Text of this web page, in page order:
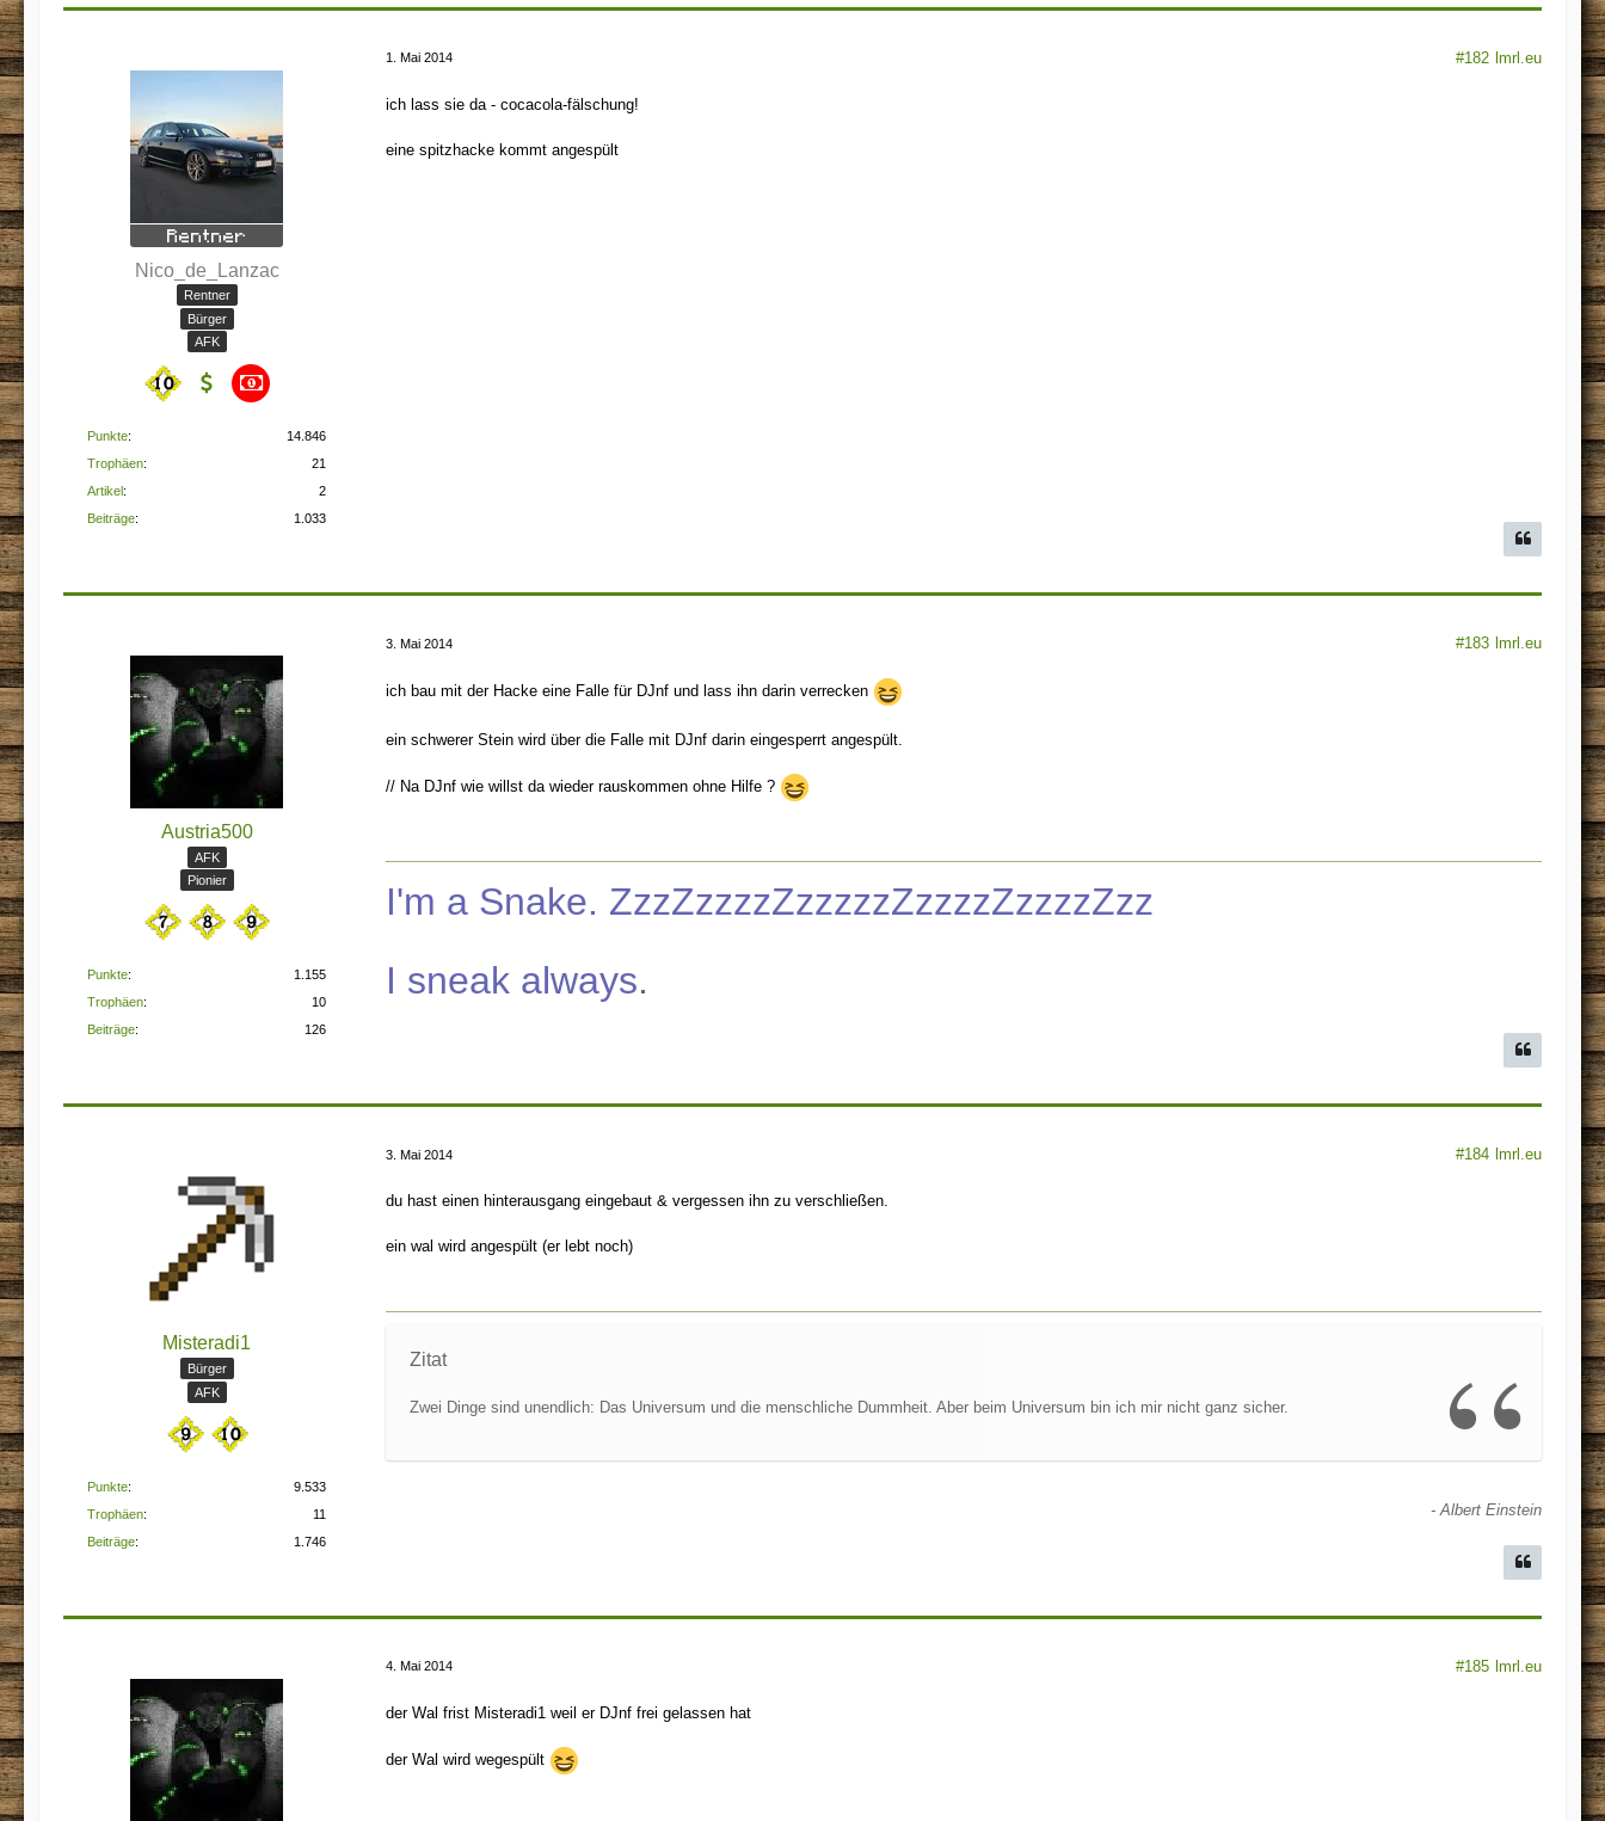
Nico_de_Lanzac
Rentner
Bürger
AFK
Punkte
14.846
Trophäen
21
Artikel
2
Beiträge
1.033
1. Mai 2014 #182 lmrl.eu
ich lass sie da - cocacola-fälschung!
eine spitzhacke kommt angespült
Austria500
AFK
Pionier
Punkte
1.155
Trophäen
10
Beiträge
126
3. Mai 2014 #183 lmrl.eu
ich bau mit der Hacke eine Falle für DJnf und lass ihn darin verrecken
ein schwerer Stein wird über die Falle mit DJnf darin eingesperrt angespült.
// Na DJnf wie willst da wieder rauskommen ohne Hilfe ?
I'm a Snake. ZzzZzzzzZzzzzzZzzzzZzzzzZzz
I sneak always.
Misteradi1
Bürger
AFK
Punkte
9.533
Trophäen
11
Beiträge
1.746
3. Mai 2014 #184 lmrl.eu
du hast einen hinterausgang eingebaut & vergessen ihn zu verschließen.
ein wal wird angespült (er lebt noch)
Zitat
Zwei Dinge sind unendlich: Das Universum und die menschliche Dummheit. Aber beim Universum bin ich mir nicht ganz sicher.
- Albert Einstein
4. Mai 2014 #185 lmrl.eu
der Wal frist Misteradi1 weil er DJnf frei gelassen hat
der Wal wird wegespült